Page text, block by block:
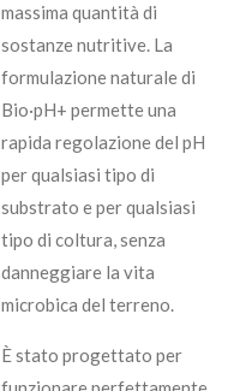
massima quantità di
sostanze nutritive. La
formulazione naturale di
Bio·pH+ permette una
rapida regolazione del pH
per qualsiasi tipo di
substrato e per qualsiasi
tipo di coltura, senza
danneggiare la vita
microbica del terreno.
È stato progettato per